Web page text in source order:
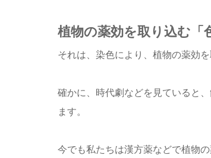
植物の薬効を取り込む「
それは、染色により、植物の薬効
確かに、時代劇などを見ていると
ます。
今でも私たちは漢方薬などで植物